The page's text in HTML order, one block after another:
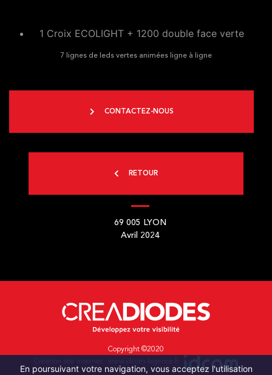
1 Croix ECOLIGHT + 1200 double face verte
7 lignes de leds vertes animées ligne à ligne
CONTACTEZ-NOUS
RETOUR
69 005
LYON
Avril 2024
Copyright ©2020
En poursuivant votre navigation, vous acceptez l'utilisation